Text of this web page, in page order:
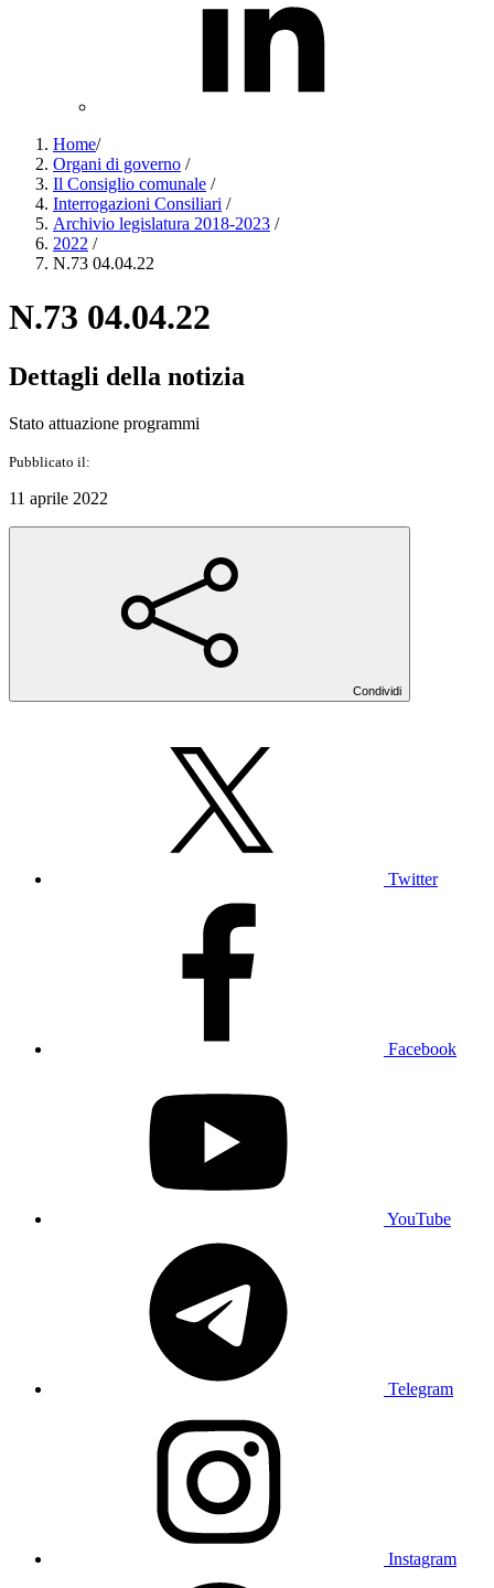
Home/
Organi di governo /
Il Consiglio comunale /
Interrogazioni Consiliari /
Archivio legislatura 2018-2023 /
2022 /
N.73 04.04.22
N.73 04.04.22
Dettagli della notizia
Stato attuazione programmi
Pubblicato il:
11 aprile 2022
Condividi
Twitter
Facebook
YouTube
Telegram
Instagram